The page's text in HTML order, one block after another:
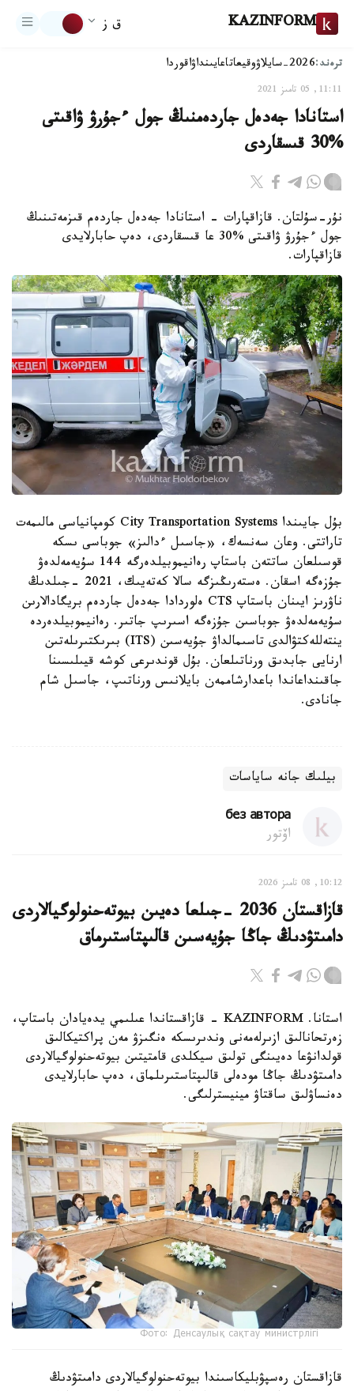
KAZINFORM ق ز
ترەند:2026-سايلاۋ وقيعاتاعايىنداۋاقوردا
11:11, 05 تامىز 2021
استانادا جەدەل جاردەمنىڭ جول ءجۇرۋ ۋاقىتى
%30 قىسقاردى
نۇر-سۇلتان. قازاقپارات - استانادا جەدەل جاردەم قىزمەتىنىڭ
جول ءجۇرۋ ۋاقىتى %30 عا قىسقاردى، دەپ حابارلايدى
قازاقپارات.
بۇل جايىندا City Transportation Systems كومپانياسى مالىمەت
تاراتتى. وعان سەنسەك، «جاسىل ءدالىز» جوباسى ىسكە
قوسىلعان ساتتەن باستاپ رەانيموبيلدەرگە 144 سۇيەمەلدەۋ
جۇزەگە اسقان. ەستەرىڭىزگە سالا كەتەيىك، 2021 -جىلدىڭ
ناۋرىز ايىنان باستاپ CTS ەلوردادا جەدەل جاردەم بريگادالارىن
سۇيەمەلدەۋ جوباسىن جۇزەگە اسىرىپ جاتىر. رەانيموبيلدەردە
ينتەللەكتۋالدى تاسىمالداۋ جۇيەسىن (ITS) بىرىكتىرىلەتىن
ارنايى جابدىق ورناتىلعان. بۇل قوندىرعى كوشە قيىلىسىنا
جاقىنداعاندا باعدارشاممەن بايلانىس ورناتىپ، جاسىل شام
جانادى.
بيلىك جانە ساياسات
без автора
اۆتور
10:12, 08 تامىز 2026
قازاقستان 2036 -جىلعا دەيىن بيوتەحنولوگيالاردى
دامىتۋدىڭ جاڭا جۇيەسىن قالىپتاستىرماق
استانا. KAZINFORM - قازاقستاندا عىلىمي يدەيادان باستاپ،
زەرتحانالىق ازىرلەمەنى وندىرىسكە ەنگىزۋ مەن پراكتيكالىق
قولدانۋعا دەيىنگى تولىق سيكلدى قامتيتىن بيوتەحنولوگيالاردى
دامىتۋدىڭ جاڭا مودەلى قالىپتاستىرىلماق، دەپ حابارلايدى
دەنساۋلىق ساقتاۋ مينيسترلىگى.
Фото: Денсаулық сақтау министрлігі
قازاقستان رەسپۋبليكاسىندا بيوتەحنولوگيالاردى دامىتۋدىڭ